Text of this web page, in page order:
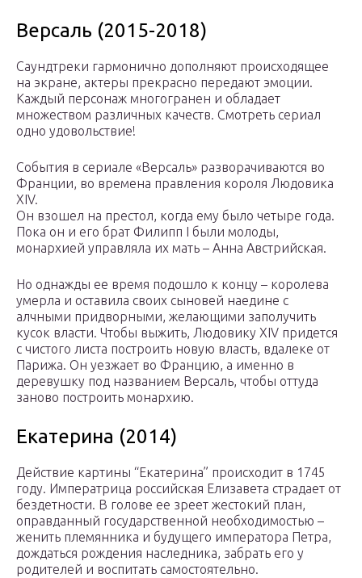
Версаль (2015-2018)
Саундтреки гармонично дополняют происходящее
на экране, актеры прекрасно передают эмоции.
Каждый персонаж многогранен и обладает
множеством различных качеств. Смотреть сериал
одно удовольствие!
События в сериале «Версаль» разворачиваются во
Франции, во времена правления короля Людовика
XIV.
Он взошел на престол, когда ему было четыре года.
Пока он и его брат Филипп I были молоды,
монархией управляла их мать – Анна Австрийская.
Но однажды ее время подошло к концу – королева
умерла и оставила своих сыновей наедине с
алчными придворными, желающими заполучить
кусок власти. Чтобы выжить, Людовику XIV придется
с чистого листа построить новую власть, вдалеке от
Парижа. Он уезжает во Францию, а именно в
деревушку под названием Версаль, чтобы оттуда
заново построить монархию.
Екатерина (2014)
Действие картины “Екатерина” происходит в 1745
году. Императрица российская Елизавета страдает от
бездетности. В голове ее зреет жестокий план,
оправданный государственной необходимостью –
женить племянника и будущего императора Петра,
дождаться рождения наследника, забрать его у
родителей и воспитать самостоятельно.